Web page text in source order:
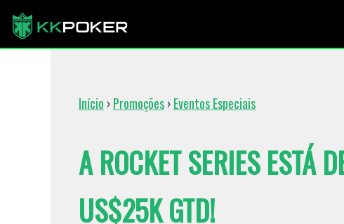
Início ›Promoções›Eventos Especiais
A ROCKET SERIES ESTÁ
US$25K GTD!